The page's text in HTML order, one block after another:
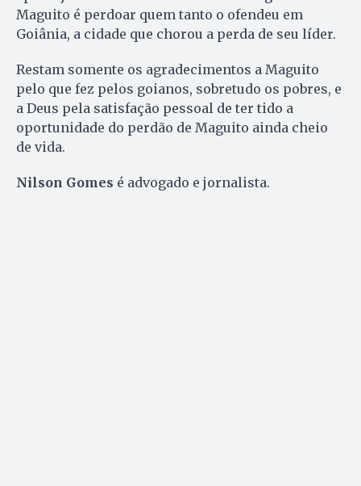
Maguito é perdoar quem tanto o ofendeu em
Goiânia, a cidade que chorou a perda de seu líder.
Restam somente os agradecimentos a Maguito
pelo que fez pelos goianos, sobretudo os pobres, e
a Deus pela satisfação pessoal de ter tido a
oportunidade do perdão de Maguito ainda cheio
de vida.
Nilson Gomes é advogado e jornalista.